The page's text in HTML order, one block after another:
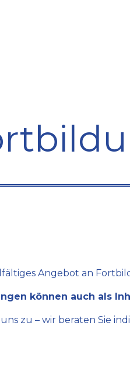
Angebot an
können auch als
zu – wir beraten Sie